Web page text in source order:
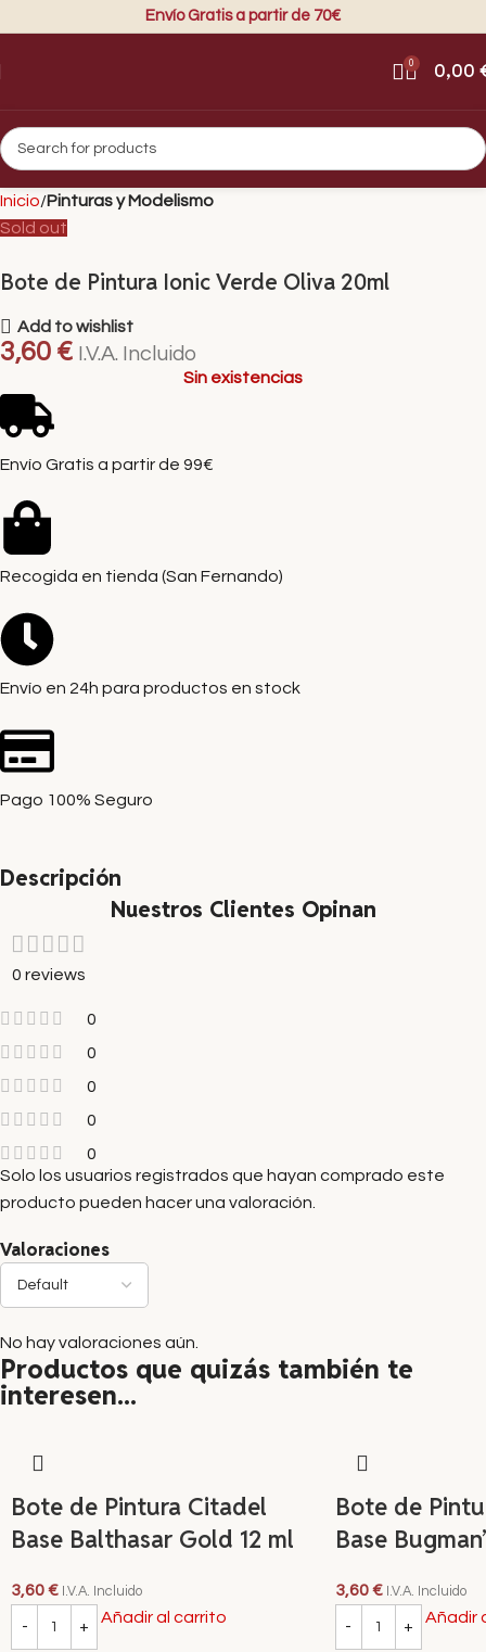
Envío Gratis a partir de 70€
0 0,00
Inicio Pinturas y Modelismo
Sold out
Bote de Pintura Ionic Verde Oliva 20ml
Add to wishlist
3,60 € I.V.A. Incluido
Sin existencias
Envío Gratis a partir de 99€
Recogida en tienda (San Fernando)
Envío en 24h para productos en stock
Pago 100% Seguro
Descripción
Nuestros Clientes Opinan
0 reviews
0
0
0
0
0
Valoraciones
No hay valoraciones aún.
Solo los usuarios registrados que hayan comprado este
producto pueden hacer una valoración.
Productos que quizás también te
interesen...
Bote de Pintura Citadel
Base Balthasar Gold 12 ml
3,60€ I.V.A. Incluido
Añadir al carrito
Bote de
Base
3,60€ I.V.A. Incluido
Añadir